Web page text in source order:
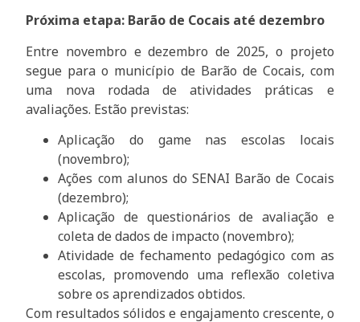
Próxima etapa: Barão de Cocais até dezembro
Entre novembro e dezembro de 2025, o projeto
segue para o município de Barão de Cocais, com
uma nova rodada de atividades práticas e
avaliações. Estão previstas:
Aplicação do game nas escolas locais
(novembro);
Ações com alunos do SENAI Barão de Cocais
(dezembro);
Aplicação de questionários de avaliação e
coleta de dados de impacto (novembro);
Atividade de fechamento pedagógico com as
escolas, promovendo uma reflexão coletiva
sobre os aprendizados obtidos.
Com resultados sólidos e engajamento crescente, o